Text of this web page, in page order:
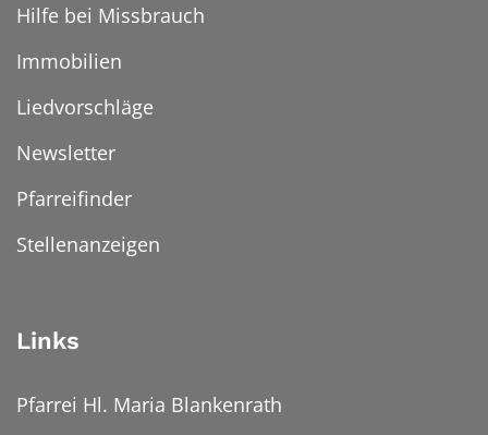
Hilfe bei Missbrauch
Immobilien
Liedvorschläge
Newsletter
Pfarreifinder
Stellenanzeigen
Links
Pfarrei Hl. Maria Blankenrath